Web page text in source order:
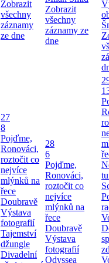
Zobrazit
všechny
záznamy
ze dne
Zobrazit
všechny
záznamy ze
dne
27
8
Pojďme,
Ronováci,
roztočit co
nejvíce
mlýnků na
řece
Doubravě
Výstava
fotografií
Tajemství
džungle
Divadelní
28
6
Pojďme,
Ronováci,
roztočit co
nejvíce
mlýnků na
řece
Doubravě
Výstava
fotografií
Odyssea